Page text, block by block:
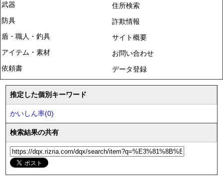
武器
防具
盾・職人・釣具
アイテム・素材
依頼書
住所検索
詐欺情報
サイト概要
お問い合わせ
データ登録
推定した個別キーワード
かいしん率(0)
検索結果の共有